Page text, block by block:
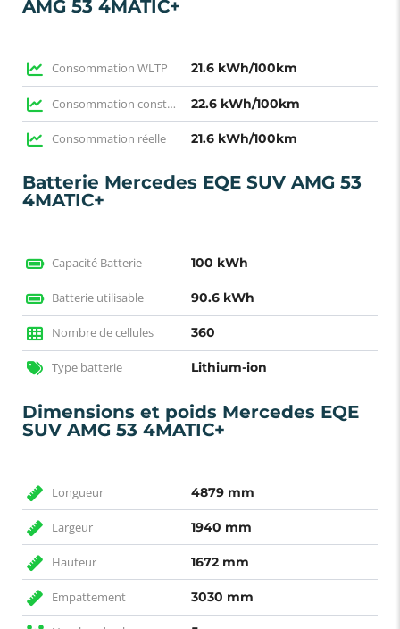
AMG 53 4MATIC+
Consommation WLTP 21.6 kWh/100km
Consommation constructeur 22.6 kWh/100km
Consommation réelle 21.6 kWh/100km
Batterie Mercedes EQE SUV AMG 53
4MATIC+
Capacité Batterie 100 kWh
Batterie utilisable 90.6 kWh
Nombre de cellules 360
Type batterie Lithium-ion
Dimensions et poids Mercedes EQE
SUV AMG 53 4MATIC+
Longueur 4879 mm
Largeur 1940 mm
Hauteur 1672 mm
Empattement 3030 mm